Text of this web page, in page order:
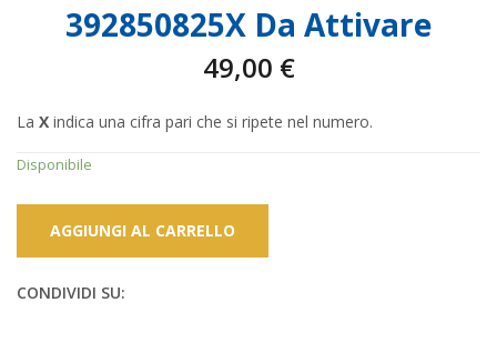
392850825X Da Attivare
49,00 €
La X indica una cifra pari che si ripete nel numero.
Disponibile
AGGIUNGI AL CARRELLO
CONDIVIDI SU: